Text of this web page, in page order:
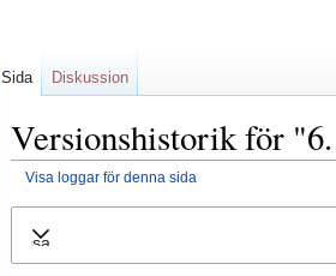
Versionshistorik för
Visa loggar för denna sida
Visa
Sida Diskussion